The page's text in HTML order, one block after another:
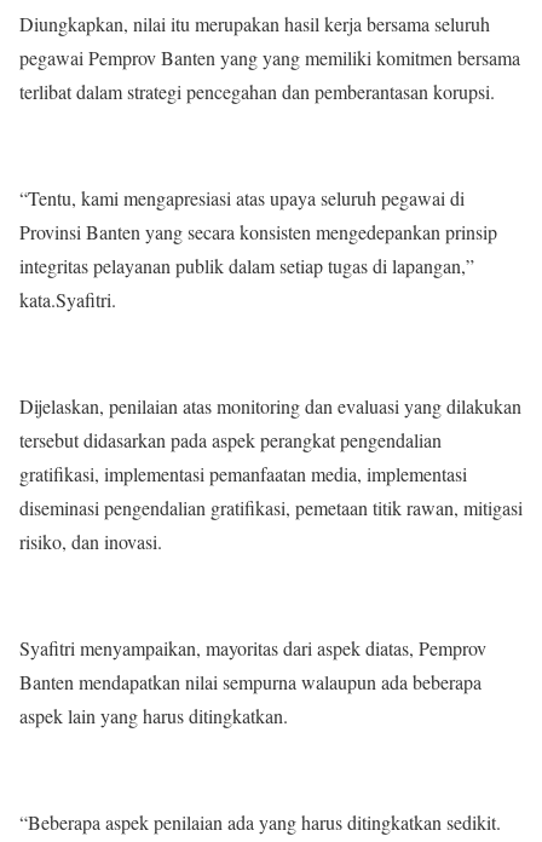
Diungkapkan, nilai itu merupakan hasil kerja bersama seluruh
pegawai Pemprov Banten yang yang memiliki komitmen bersama
terlibat dalam strategi pencegahan dan pemberantasan korupsi.
“Tentu, kami mengapresiasi atas upaya seluruh pegawai di
Provinsi Banten yang secara konsisten mengedepankan prinsip
integritas pelayanan publik dalam setiap tugas di lapangan,”
kata.Syafitri.
Dijelaskan, penilaian atas monitoring dan evaluasi yang dilakukan
tersebut didasarkan pada aspek perangkat pengendalian
gratifikasi, implementasi pemanfaatan media, implementasi
diseminasi pengendalian gratifikasi, pemetaan titik rawan, mitigasi
risiko, dan inovasi.
Syafitri menyampaikan, mayoritas dari aspek diatas, Pemprov
Banten mendapatkan nilai sempurna walaupun ada beberapa
aspek lain yang harus ditingkatkan.
“Beberapa aspek penilaian ada yang harus ditingkatkan sedikit.